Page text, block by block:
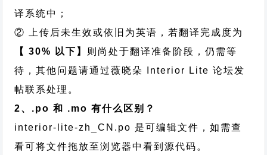
译系统中；
② 上传后未生效或依旧为英语，若翻译完成度为
【 30% 以下】 则尚处于翻译准备阶段，仍需等
待，其他问题请通过薇晓朵 Interior Lite 论坛发
帖联系处理。
2、.po 和 .mo 有什么区别？
interior-lite-zh_CN.po 是可编辑文件，如需查
看可将文件拖放至浏览器中看到源代码。